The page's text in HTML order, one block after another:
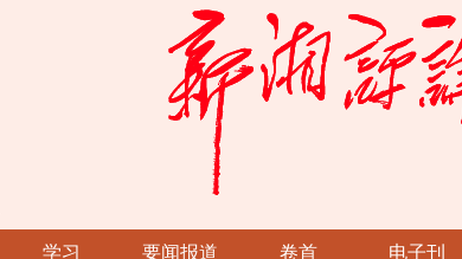
学习 要闻报道 卷首 电子刊